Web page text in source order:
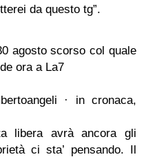
da questo tg”.
agosto scorso col quale
ora a La7
· in cronaca,
libera avrà ancora gli
ci sta’ pensando. Il